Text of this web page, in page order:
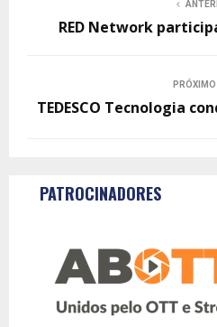
RED Network
PRÓXIMO
TEDESCO Tecnologia
PATROCINADORES